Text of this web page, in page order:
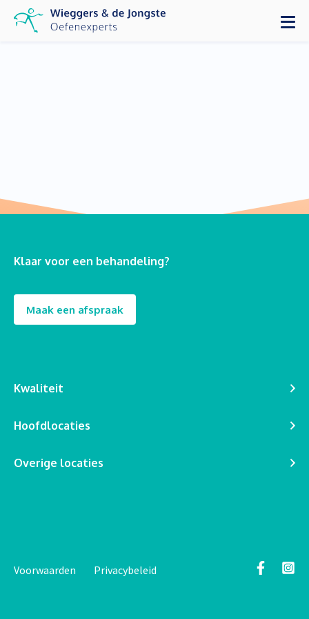
Klaar voor een behandeling?
Maak een afspraak
Kwaliteit
Hoofdlocaties
Overige locaties
Voorwaarden Privacybeleid